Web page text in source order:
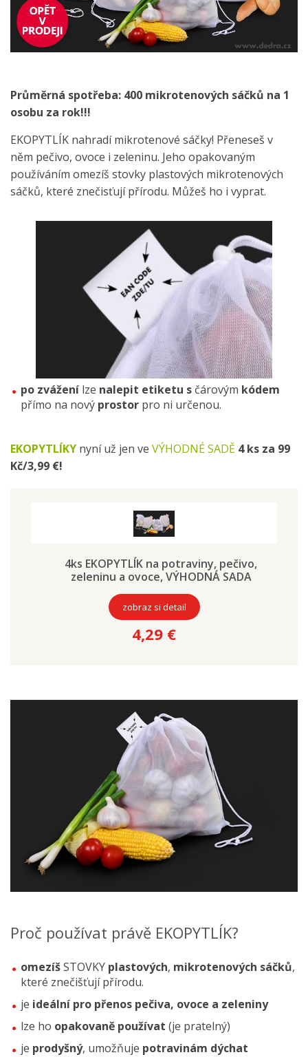
Průměrná spotřeba: 400 mikrotenových sáčků na 1
osobu za rok!!!
EKOPYTLÍK nahradí mikrotenové sáčky! Přeneseš v
něm pečivo, ovoce i zeleninu. Jeho opakovaným
používáním omezíš stovky plastových mikrotenových
sáčků, které znečisťují přírodu. Můžeš ho i vyprat.
po zvážení lze nalepit etiketu s čárovým kódem
přímo na nový prostor pro ni určenou.
EKOPYTLÍKY nyní už jen ve VÝHODNÉ SADĚ 4 ks za 99
Kč/3,99 €!
4ks EKOPYTLÍK na potraviny, pečivo,
zeleninu a ovoce, VÝHODNÁ SADA
zobraz si detail
4,29 €
Proč používat právě EKOPYTLÍK?
omezíšSTOVKY plastových, mikrotenových sáčků,
které znečišťují přírodu.
je ideální pro přenos pečiva, ovoce a zeleniny
lze ho opakovaně používat (je pratelný)
je prodyšný, umožňuje potravinám dýchat